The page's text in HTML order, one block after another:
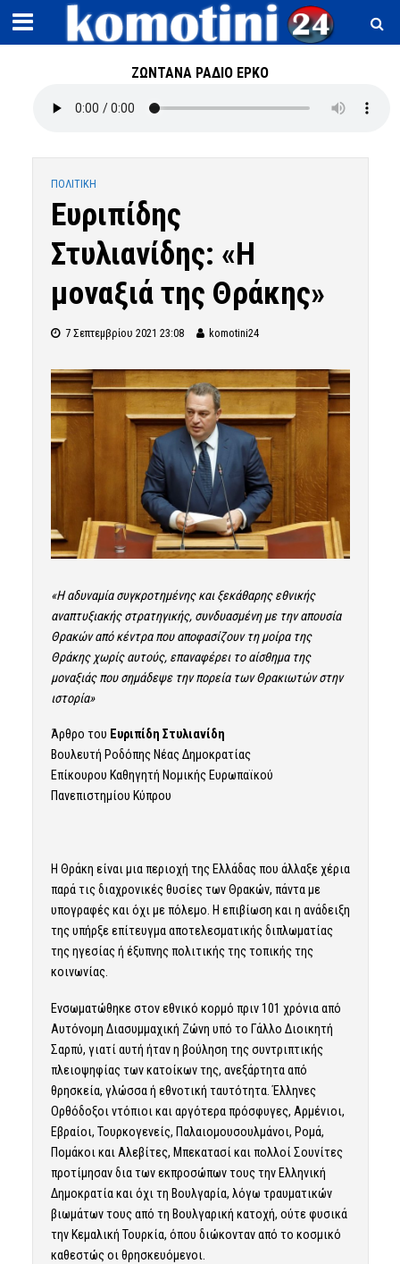
ΖΩΝΤΑΝΑ ΡΑΔΙΟ ΕΡΚΟ
ΠΟΛΙΤΙΚΗ
Ευριπίδης
Στυλιανίδης: «Η
μοναξιά της Θράκης»
7 Σεπτεμβρίου 2021 23:08 komotini24
«Η αδυναμία συγκροτημένης και ξεκάθαρης εθνικής
αναπτυξιακής στρατηγικής, συνδυασμένη με την απουσία
Θρακών από κέντρα που αποφασίζουν τη μοίρα της
Θράκης χωρίς αυτούς, επαναφέρει το αίσθημα της
μοναξιάς που σημάδεψε την πορεία των Θρακιωτών στην
ιστορία»
Άρθρο του Ευριπίδη Στυλιανίδη
Βουλευτή Ροδόπης Νέας Δημοκρατίας
Επίκουρου Καθηγητή Νομικής Ευρωπαϊκού
Πανεπιστημίου Κύπρου
Η Θράκη είναι μια περιοχή της Ελλάδας που άλλαξε χέρια
παρά τις διαχρονικές θυσίες των Θρακών, πάντα με
υπογραφές και όχι με πόλεμο. Η επιβίωση και η ανάδειξη
της υπήρξε επίτευγμα αποτελεσματικής διπλωματίας
της ηγεσίας ή έξυπνης πολιτικής της τοπικής της
κοινωνίας.
Ενσωματώθηκε στον εθνικό κορμό πριν 101 χρόνια από
Αυτόνομη Διασυμμαχική Ζώνη υπό το Γάλλο Διοικητή
Σαρπύ, γιατί αυτή ήταν η βούληση της συντριπτικής
πλειοψηφίας των κατοίκων της, ανεξάρτητα από
θρησκεία, γλώσσα ή εθνοτική ταυτότητα. Έλληνες
Ορθόδοξοι ντόπιοι και αργότερα πρόσφυγες, Αρμένιοι,
Εβραίοι, Τουρκογενείς, Παλαιομουσουλμάνοι, Ρομά,
Πομάκοι και Αλεβίτες, Μπεκατασί και πολλοί Σουνίτες
προτίμησαν δια των εκπροσώπων τους την Ελληνική
Δημοκρατία και όχι τη Βουλγαρία, λόγω τραυματικών
βιωμάτων τους από τη Βουλγαρική κατοχή, ούτε φυσικά
την Κεμαλική Τουρκία, όπου διώκονταν από το κοσμικό
καθεστώς οι θρησκευόμενοι.